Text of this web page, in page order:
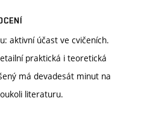
aktivní účast ve cvičeních.
praktická i teoretická
má devadesát minut na
literaturu.